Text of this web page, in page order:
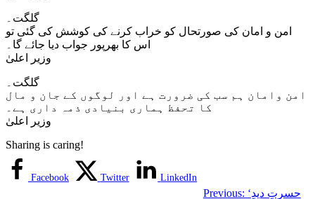
گلگت۔
امن و امان کی صورتحال کو خراب کرنے کی کوشش کی گئی تو
اس کا بھرپور جواب دیا جائے گا۔
وزیر اعلیٰ
گلگت۔
امن وامان ہم سب کی ضرورت ہے اور لوگوں کے جان و مال
کا تحفظ ہماری بنیادی ذمہ داری ہے۔
وزیر اعلیٰ
Sharing is caring!
Facebook Twitter LinkedIn
Previous: ‘حسرتِ دیدِ